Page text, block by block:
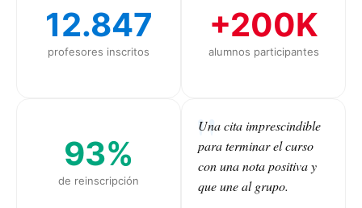
12.847
profesores inscritos
93%
de reinscripción
+200K
alumnos participantes
Una cita imprescindible
para terminar el curso
con una nota positiva y
que une al grupo.